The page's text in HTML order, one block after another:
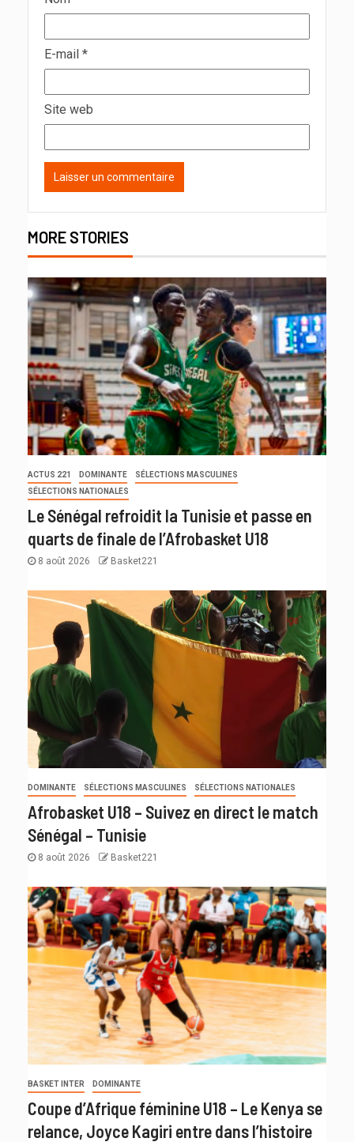
E-mail *
Site web
MORE STORIES
ACTUS 221 DOMINANTE
SÉLECTIONS MASCULINES
SÉLECTIONS NATIONALES
Le Sénégal refroidit la Tunisie et passe en
quarts de finale de l’Afrobasket U18
8 août 2026 Basket221
DOMINANTE SÉLECTIONS MASCULINES SÉLECTIONS NATIONALES
Afrobasket U18 – Suivez en direct le match
Sénégal – Tunisie
8 août 2026 Basket221
BASKET INTER DOMINANTE
Coupe d’Afrique féminine U18 – Le Kenya se
relance, Joyce Kagiri entre dans l’histoire